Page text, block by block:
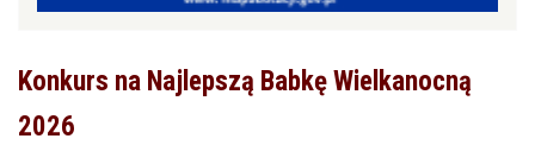
Konkurs na Najlepszą Babkę Wielkanocną
2026